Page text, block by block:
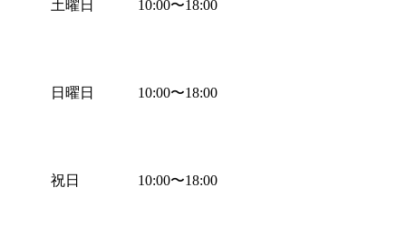
土曜日
日曜日
祝日
10:00〜18:00
10:00〜18:00
10:00〜18:00